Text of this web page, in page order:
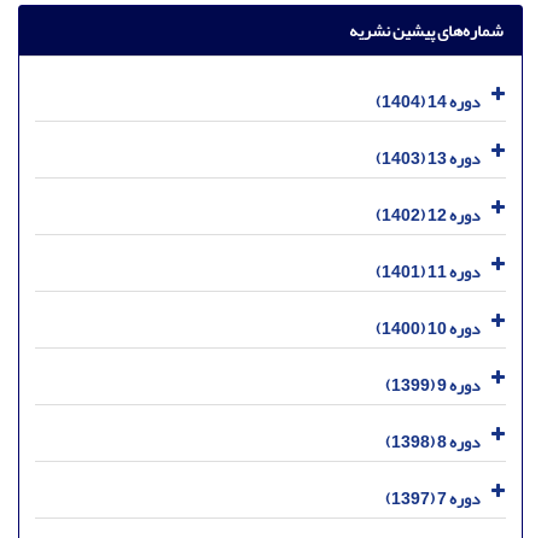
شماره‌های پیشین نشریه
دوره 14 (1404)
دوره 13 (1403)
دوره 12 (1402)
دوره 11 (1401)
دوره 10 (1400)
دوره 9 (1399)
دوره 8 (1398)
دوره 7 (1397)